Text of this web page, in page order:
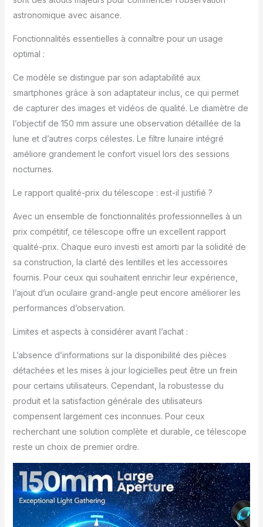
souhaitent explorer
merveilles du ciel
Optique Claire: Équipé
de deux oculaires (25
mm et 10 mm) et d’une
lentille de Barlow 2X,
offrant une plage de
grossissement jusqu’à
130X. Le chercheur
le filtre lunaire réduit
un confort visuel
optimal. Parfait pour
planètes, un excellent
télescope
astronomique pour
l’observation planétaire
à domicile Monture
Équatoriale Allemande
Stable: Doté d’une
Monture Équatoriale de
précision avec
commandes de
mouvement lent pour
un suivi fluide des
objets célestes
lorsqu’ils se déplacent
Idéal pour apprendre le
suivi manuel et profiter
d’observations fluides,
un télescope
professionnel puissant
adulte pour des
observations
fascinantes Trépied
astronomique avec aisance.
Fonctionnalités essentielles à connaître pour un usage
optimal :
Ce modèle se distingue par son adaptabilité aux
smartphones grâce à son adaptateur inclus, ce qui permet
de capturer des images et vidéos de qualité. Le diamètre de
l’objectif de 150 mm assure une observation détaillée de la
lune et d’autres corps célestes. Le filtre lunaire intégré
améliore grandement le confort visuel lors des sessions
nocturnes.
Le rapport qualité-prix du télescope : est-il justifié ?
Avec un ensemble de fonctionnalités professionnelles à un
prix compétitif, ce télescope offre un excellent rapport
qualité-prix. Chaque euro investi est amorti par la solidité de
sa construction, la clarté des lentilles et les accessoires
fournis. Pour ceux qui souhaitent enrichir leur expérience,
l’ajout d’un oculaire grand-angle peut encore améliorer les
performances d’observation.
Limites et aspects à considérer avant l’achat :
L’absence d’informations sur la disponibilité des pièces
détachées et les mises à jour logicielles peut être un frein
pour certains utilisateurs. Cependant, la robustesse du
produit et la satisfaction générale des utilisateurs
compensent largement ces inconnues. Pour ceux
recherchant une solution complète et durable, ce télescope
reste un choix de premier ordre.